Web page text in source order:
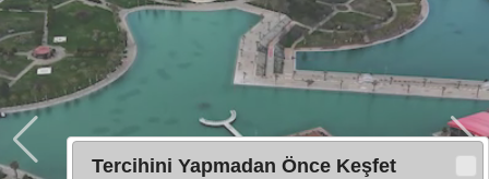
Tercihini Yapmadan Önce Keşfet